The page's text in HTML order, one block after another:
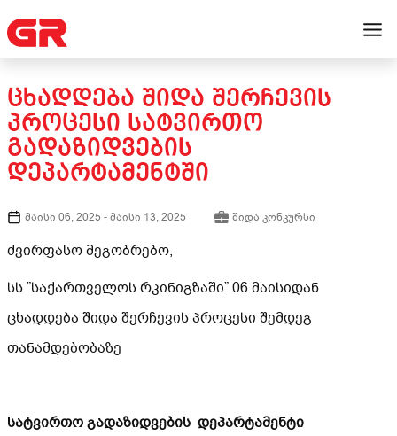
ᲪᲮᲐᲓᲓᲔᲑᲐ ᲨᲘᲓᲐ ᲨᲔᲠᲩᲔᲕᲘᲡ
ᲞᲠᲝᲪᲔᲡᲘ ᲡᲐᲢᲕᲘᲠᲗᲝ
ᲒᲐᲓᲐᲖᲘᲓᲕᲔᲑᲘᲡ
ᲓᲔᲞᲐᲠᲢᲐᲛᲔᲜᲢᲨᲘ
მაისი 06, 2025 -მაისი 13, 2025 შიდა კონკურსი
ძვირფასო მეგობრებო,
სს ”საქართველოს რკინიგზაში” 06 მაისიდან
ცხადდება შიდა შერჩევის პროცესი შემდეგ
თანამდებობაზე
სატვირთო გადაზიდვების დეპარტამენტი